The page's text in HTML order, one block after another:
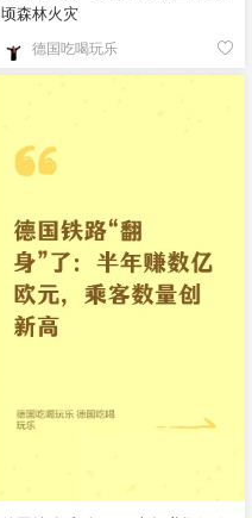
顷森林火灾
德国吃喝玩乐